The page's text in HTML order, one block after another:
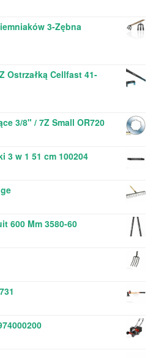
3-Zębna
Ostrzałką Cellfast 41-
3/8" / 7Z Small OR720
3 w 1 51 cm 100204
600 Mm 3580-60